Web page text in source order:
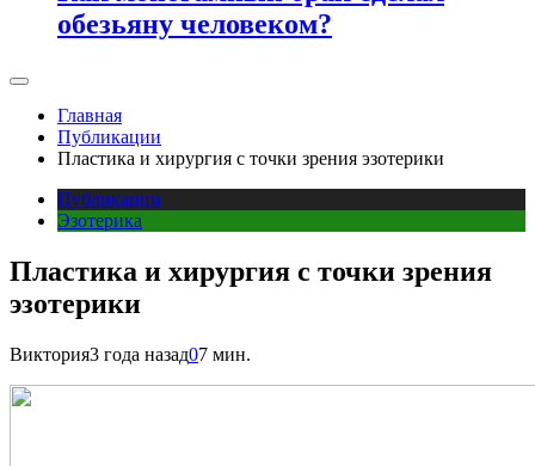
обезьяну человеком?
Главная
Публикации
Пластика и хирургия с точки зрения эзотерики
Публикации
Эзотерика
Пластика и хирургия с точки зрения
эзотерики
Виктория3 года назад07 мин.